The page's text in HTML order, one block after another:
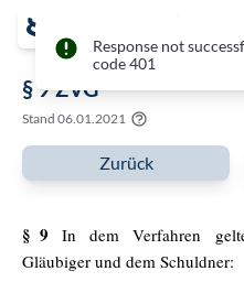
Response not
code 401
§ 9 ZVG
Stand 06.01.2021
Zurück
§ 9
In dem Verfahren
Gläubiger und dem Schuldner: